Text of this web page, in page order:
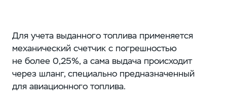
Для учета выданного топлива применяется
механический счетчик с погрешностью
не более 0,25%, а сама выдача происходит
через шланг, специально предназначенный
для авиационного топлива.